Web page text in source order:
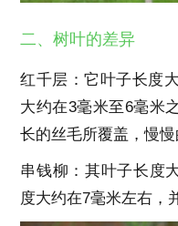
二、树叶的差异
红千层：它叶子长度
大约在3毫米至6毫米
长的丝毛所覆盖，慢慢
串钱柳：其叶子长度
度大约在7毫米左右，